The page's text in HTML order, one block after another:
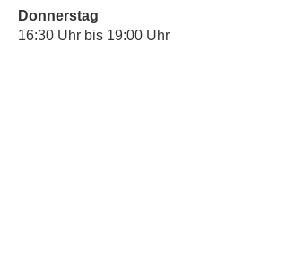
Donnerstag
16:30 Uhr bis 19:00 Uhr